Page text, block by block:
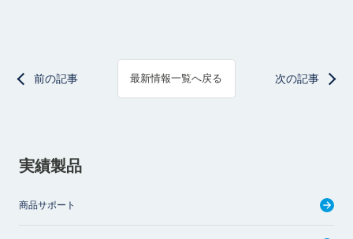
前の記事 最新情報一覧へ戻る 次の記事
実績製品
商品サポート